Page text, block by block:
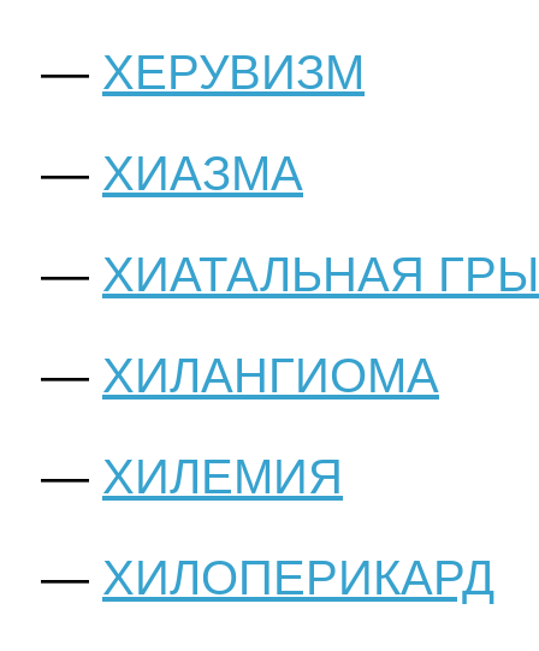
ХЕРУВИЗМ
ХИАЗМА
ХИАТАЛЬНАЯ
ХИЛАНГИОМА
ХИЛЕМИЯ
ХИЛОПЕРИКАРД